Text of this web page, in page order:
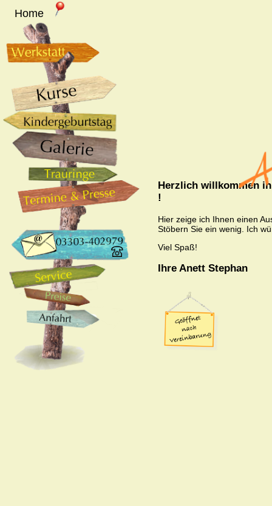
Home
Herzlich willkommen
!
Hier zeige ich Ihnen einen
Stöbern Sie ein wenig. Ich
Viel Spaß!
Ihre Anett Stephan